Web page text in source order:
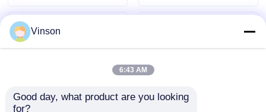
Vinson
6:43 AM
Good day, what product are you looking
for?